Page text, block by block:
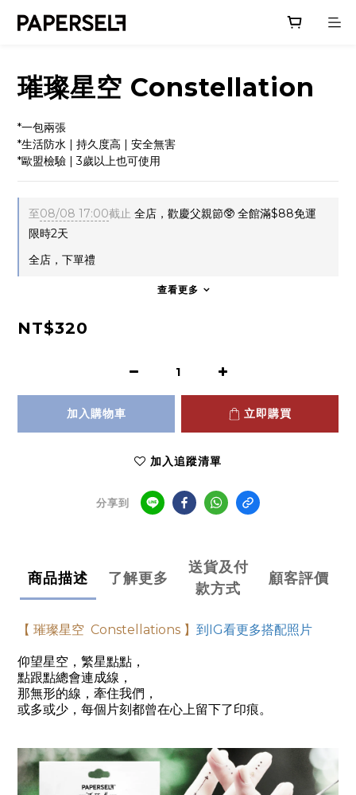
璀璨星空 Constellation
*一包兩張
*生活防水 | 持久度高 | 安全無害
*歐盟檢驗 | 3歲以上也可使用
至08/08 17:00截止 全店，歡慶父親節🥸 全館滿$88免運
限時2天
全店，下單禮
查看更多
NT$320
加入購物車 立即購買
加入追蹤清單
分享到
商品描述 了解更多
送貨及付
款方式
顧客評價
【 璀璨星空 Constellations 】 到IG看更多搭配照片
仰望星空， 繁星點點，
點跟點總會連成線，
那無形的線，牽住我們，
或多或少，每個片刻都曾在心上留下了印痕。